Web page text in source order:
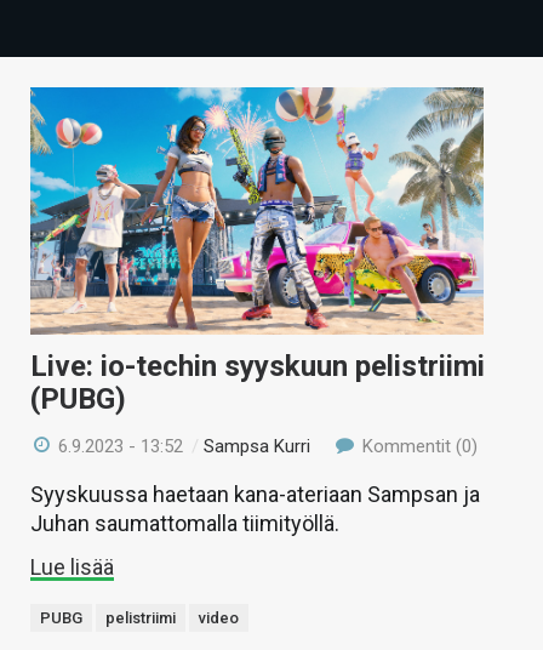
TECHBBS
TIETOA
HINTA.FI
KAUPPA
VAIHDA TEEMA
HAKU
Live: io-techin syyskuun pelistriimi
(PUBG)
6.9.2023 - 13:52 /Sampsa Kurri Kommentit (0)
Syyskuussa haetaan kana-ateriaan Sampsan ja
Juhan saumattomalla tiimityöllä.
Lue lisää
PUBG pelistriimi video